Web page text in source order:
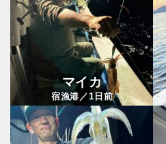
マイカ
宿漁港／1 日前